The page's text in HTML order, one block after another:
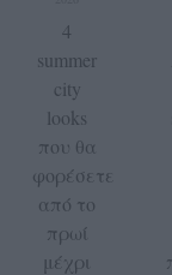
4
summer
city
looks
που θα
φορέσετε
από το
πρωί
μέχρι